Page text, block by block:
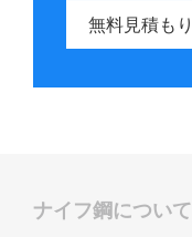
無料見積もり
ナイフ鋼について